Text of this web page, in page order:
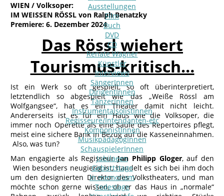
Ausstellungen
Film
Buch
DVD
CD
Renate Wagner
Künstler
Interviews
SängerInnen
DirigentInnen
TänzerInnen
InstrumentalsolistInnen
Regisseure/Intendanten-etc
KomponistInnen
MusikpädagogInnen
SchauspielerInnen
Jubilaeen
Geburtstage
In memoriam
Todestage
WIEN / Volksoper:
IM WEISSEN RÖSSL von Ralph Benatzky
Premiere: 6. Dezember 2024
Das Rössl wiehert
Tourismus-kritisch…
Ist ein Werk so oft gespielt, so oft überinterpretiert,
letztendlich so abgespielt wie das „Weiße Rössl am
Wolfgangsee“, hat es ein Theater damit nicht leicht.
Andererseits ist es für ein Haus wie die Volksoper, die
immer noch Operette als eine Säule des Repertoires pflegt,
meist eine sichere Bank in Bezug auf die Kasseneinnahmen.
Also, was tun?
Man engagierte als RegisseurJan Philipp Gloger, auf den
Wien besonders neugierig ist, handelt es sich bei ihm doch
um den designierten Direktor des Volkstheaters, und man
möchte schon gerne wissen, ob er das Haus in „normale“